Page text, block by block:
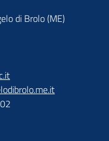
di Brolo (ME)